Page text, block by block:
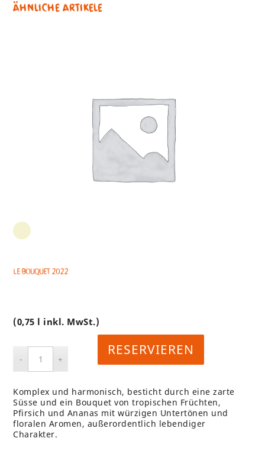
Ähnliche Artikele
Le Bouquet 2022
(0,75 l inkl. MwSt.)
RESERVIEREN
Komplex und harmonisch, besticht durch eine zarte
Süsse und ein Bouquet von tropischen Früchten,
Pfirsich und Ananas mit würzigen Untertönen und
floralen Aromen, außerordentlich lebendiger
Charakter.